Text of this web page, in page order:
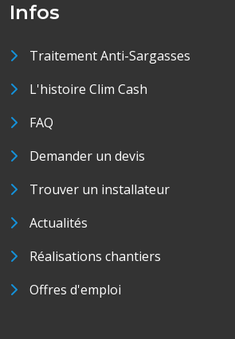
Infos
Traitement Anti-Sargasses
L'histoire Clim Cash
FAQ
Demander un devis
Trouver un installateur
Actualités
Réalisations chantiers
Offres d'emploi